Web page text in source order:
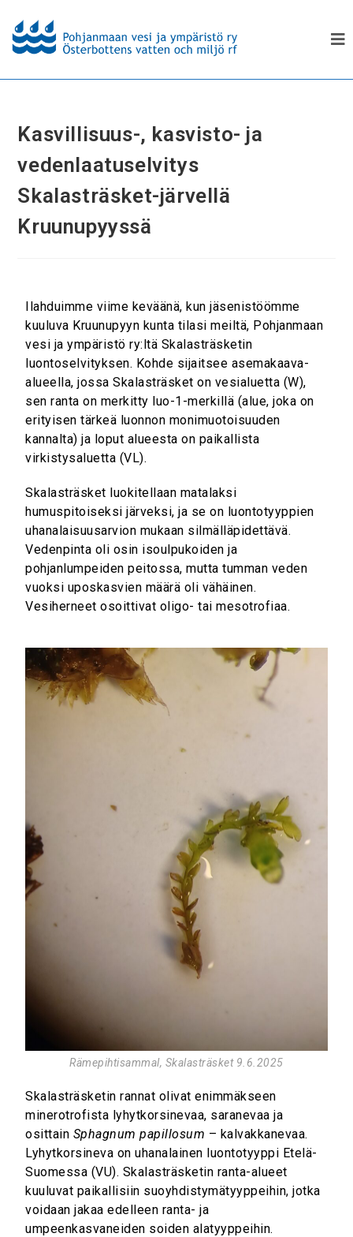
Kasvillisuus-, kasvisto- ja
vedenlaatuselvitys
Skalasträsket-järvellä
Kruunupyyssä
Ilahduimme viime keväänä, kun jäsenistöömme
kuuluva Kruunupyyn kunta tilasi meiltä, Pohjanmaan
vesi ja ympäristö ry:ltä Skalasträsketin
luontoselvityksen. Kohde sijaitsee asemakaava-
alueella, jossa Skalasträsket on vesialuetta (W),
sen ranta on merkitty luo-1-merkillä (alue, joka on
erityisen tärkeä luonnon monimuotoisuuden
kannalta) ja loput alueesta on paikallista
virkistysaluetta (VL).
Skalasträsket luokitellaan matalaksi
humuspitoiseksi järveksi, ja se on luontotyyppien
uhanalaisuusarvion mukaan silmälläpidettävä.
Vedenpinta oli osin isoulpukoiden ja
pohjanlumpeiden peitossa, mutta tumman veden
vuoksi uposkasvien määrä oli vähäinen.
Vesiherneet osoittivat oligo- tai mesotrofiaa.
Rämepihtisammal, Skalasträsket 9.6.2025
Skalasträsketin rannat olivat enimmäkseen
minerotrofista lyhytkorsinevaa, saranevaa ja
osittain Sphagnum papillosum – kalvakkanevaa.
Lyhytkorsineva on uhanalainen luontotyyppi Etelä-
Suomessa (VU). Skalasträsketin ranta-alueet
kuuluvat paikallisiin suoyhdistymätyyppeihin, jotka
voidaan jakaa edelleen ranta- ja
umpeenkasvaneiden soiden alatyyppeihin.